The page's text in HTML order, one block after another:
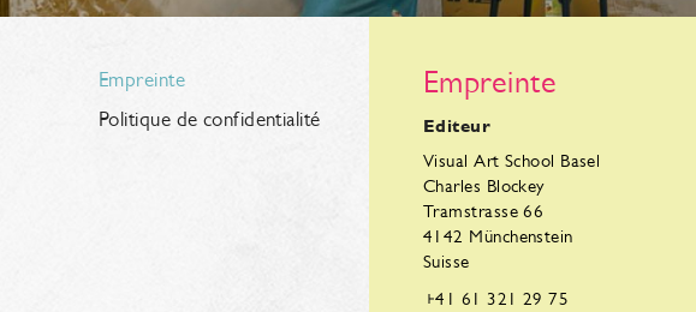
Empreinte
Politique de confidentialité
Empreinte
Editeur
Visual Art School Basel
Charles Blockey
Tramstrasse 66
4142 Münchenstein
Suisse
+41 61 321 29 75